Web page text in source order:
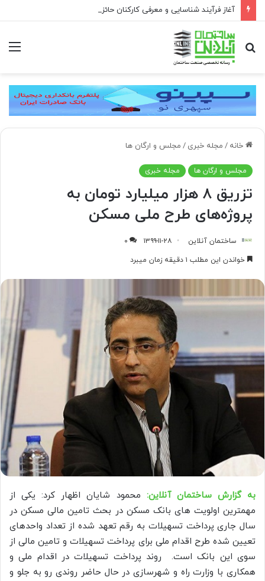
جستجو
برای
خانه / مجله خبری / مجلس و ارگان ها
مجلس و ارگان ها مجله خبری
تزریق ۸ هزار میلیارد تومان به
پروژه‌های طرح ملی مسکن
ساختمان آنلاین ۱۳۹۹-۱۱-۲۸
۰
خواندن این مطلب ۱ دقیقه زمان میبرد
به گزارش ساختمان آنلاین: محمود شایان اظهار کرد: یکی از
مهمترین اولویت های بانک مسکن در بحث تامین مالی مسکن در
سال جاری پرداخت تسهیلات به رقم تعهد شده از تعداد واحدهای
تعیین شده طرح اقدام ملی برای پرداخت تسهیلات و تامین مالی از
سوی این بانک است. روند پرداخت تسهیلات در اقدام ملی و
همکاری با وزارت راه و شهرسازی در حال حاضر روندی رو به جلو و